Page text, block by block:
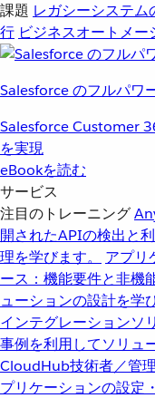
課題 レガシーシステ
行 ビジネスオートメー
Salesforce のフルパワ
Salesforce Customer
を実現
eBookを読む
サービス
注目のトレーニング
開されたAPIの検出と
理を学びます。
アプリ
ース：機能要件と非機
ューションの設計を学
インテグレーションソ
事例を利用してソリュ
CloudHub技術者／管
プリケーションの設定